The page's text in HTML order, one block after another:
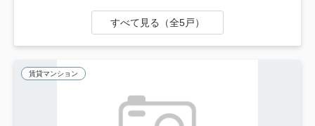
すべて見る（全5戸）
賃貸マンション